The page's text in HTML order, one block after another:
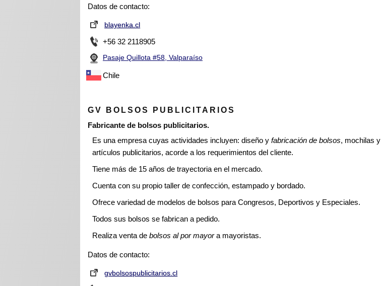
Datos de contacto:
blayenka.cl
+56 32 2118905
Pasaje Quillota #58, Valparaíso
Chile
GV BOLSOS PUBLICITARIOS
Fabricante de bolsos publicitarios.
Es una empresa cuyas actividades incluyen: diseño y fabricación de bolsos, mochilas y
artículos publicitarios, acorde a los requerimientos del cliente.
Tiene más de 15 años de trayectoria en el mercado.
Cuenta con su propio taller de confección, estampado y bordado.
Ofrece variedad de modelos de bolsos para Congresos, Deportivos y Especiales.
Todos sus bolsos se fabrican a pedido.
Realiza venta de bolsos al por mayora mayoristas.
Datos de contacto:
gvbolsospublicitarios.cl